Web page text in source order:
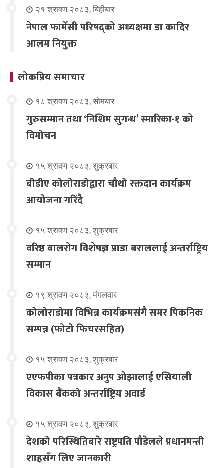
२१ श्रावण २०८३, बिहीबार
नेपाल फार्मेसी परिषद्को अध्यक्षमा डा कादिर
आलम नियुक्त
लोकप्रिय समाचार
१८ श्रावण २०८३, सोमबार
गुरुसम्मान तथा ‘निशिम सुगन्ध’ स्मारिका-१ को
विमोचन
१५ श्रावण २०८३, शुक्रबार
बीडीए कोलोराडोद्वारा चौथो रक्तदान कार्यक्रम
आयोजना गरिंदै
१५ श्रावण २०८३, शुक्रबार
वरिष्ठ बालरोग विशेषज्ञ प्राडा बराललाई अन्तर्राष्ट्रिय
सम्मान
१९ श्रावण २०८३, मंगलवार
कोलोराडोमा विभिन्न कार्यक्रमसंगै समर पिकनिक
सम्पन्न (फोटो फिचरसहित)
१५ श्रावण २०८३, शुक्रबार
एएफपीका पत्रकार अनुप ओझालाई एसियाली
विकास बैंकको अन्तर्राष्ट्रिय अवार्ड
१५ श्रावण २०८३, शुक्रबार
देशको परिस्थितिबारे राष्ट्रपति पौडेलले प्रधानमन्त्री
शाहसँग लिए जानकारी